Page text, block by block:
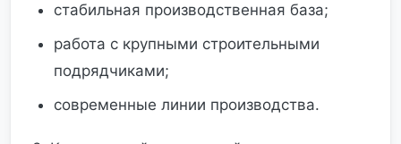
стабильная производственная база;
работа с крупными строительными
подрядчиками;
современные линии производства.